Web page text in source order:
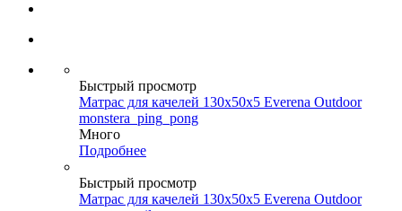
Быстрый просмотр
Матрас для качелей 130х50х5 Everena Outdoor
monstera_ping_pong
Много
Подробнее
Быстрый просмотр
Матрас для качелей 130х50х5 Everena Outdoor